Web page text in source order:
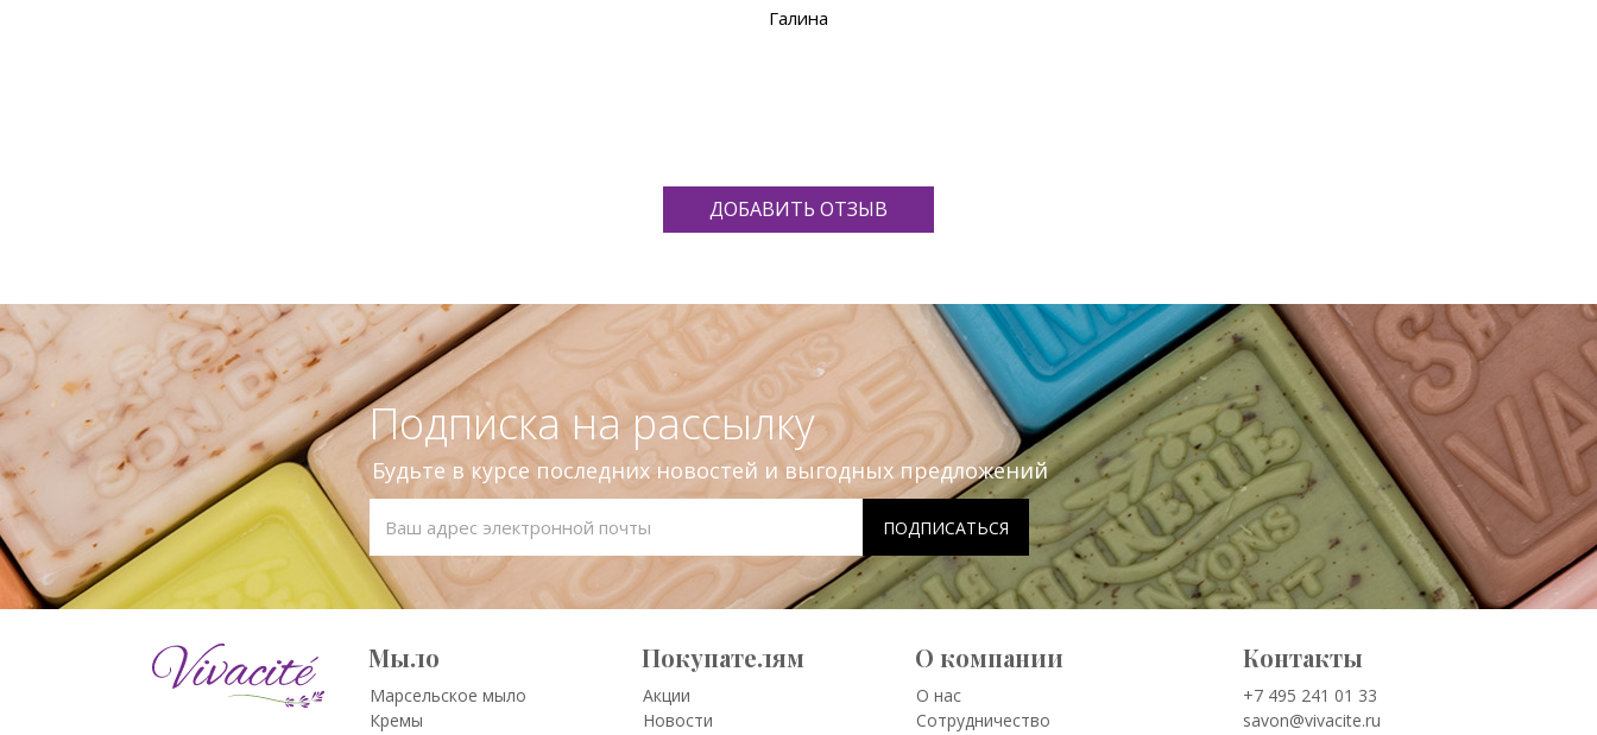
Галина
ДОБАВИТЬ ОТЗЫВ
Подписка на рассылку
Будьте в курсе последних новостей и выгодных предложений
Мыло
Марсельское мыло
Кремы
Покупателям
Акции
Новости
О компании
О нас
Сотрудничество
Контакты
+7 495 241 01 33
savon@vivacite.ru